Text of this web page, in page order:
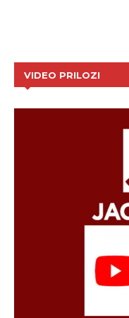
VIDEO PRILOZI